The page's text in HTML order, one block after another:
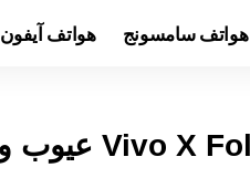
هواتف سامسونج هواتف آيفون